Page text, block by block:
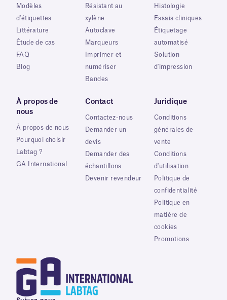
Modèles
d'étiquettes
Littérature
Étude de cas
FAQ
Blog
Résistant au
xylène
Autoclave
Marqueurs
Imprimer et
numériser
Bandes
Histologie
Essais cliniques
Étiquetage
automatisé
Solution
d'impression
À propos de
nous
À propos de nous
Pourquoi choisir
Labtag ?
GA International
Contact
Contactez-nous
Demander un
devis
Demander des
échantillons
Devenir revendeur
Juridique
Conditions
générales de
vente
Conditions
d'utilisation
Politique de
confidentialité
Politique en
matière de
cookies
Promotions